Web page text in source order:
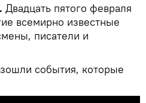
Двадцать пятого февраля
всемирно известные
писатели и
события, которые